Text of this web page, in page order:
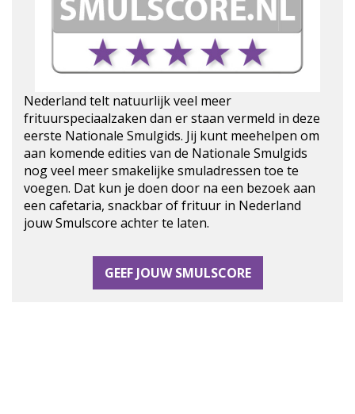
Nederland telt natuurlijk veel meer
frituurspeciaalzaken dan er staan vermeld in deze
eerste Nationale Smulgids. Jij kunt meehelpen om
aan komende edities van de Nationale Smulgids
nog veel meer smakelijke smuladressen toe te
voegen. Dat kun je doen door na een bezoek aan
een cafetaria, snackbar of frituur in Nederland
jouw Smulscore achter te laten.
GEEF JOUW SMULSCORE